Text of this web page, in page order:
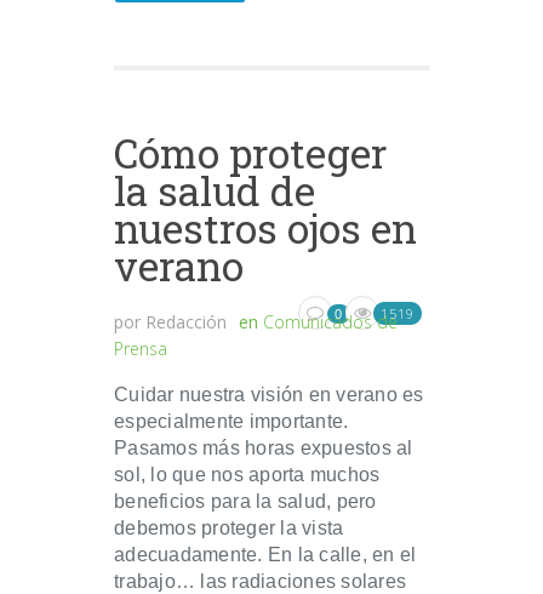
Cómo proteger
la salud de
nuestros ojos en
verano
por Redacción en Comunicados de
Prensa
0 1519
Cuidar nuestra visión en verano es
especialmente importante.
Pasamos más horas expuestos al
sol, lo que nos aporta muchos
beneficios para la salud, pero
debemos proteger la vista
adecuadamente. En la calle, en el
trabajo… las radiaciones solares